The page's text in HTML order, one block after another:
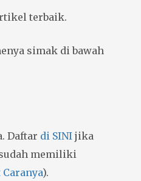
terbaik.
simak di bawah
Daftar di SINI jika
memiliki
).